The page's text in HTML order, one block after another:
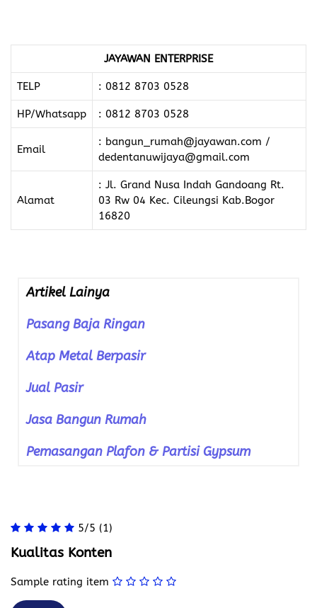
JAYAWAN ENTERPRISE
TELP : 0812 8703 0528
HP/Whatsapp : 0812 8703 0528
Email
: bangun_rumah@jayawan.com /
dedentanuwijaya@gmail.com
Alamat
: Jl. Grand Nusa Indah Gandoang Rt.
03 Rw 04 Kec. Cileungsi Kab.Bogor
16820
Artikel Lainya
Pasang Baja Ringan
Atap Metal Berpasir
Jual Pasir
Jasa Bangun Rumah
Pemasangan Plafon & Partisi Gypsum
5/5 (1)
Kualitas Konten
Sample rating item